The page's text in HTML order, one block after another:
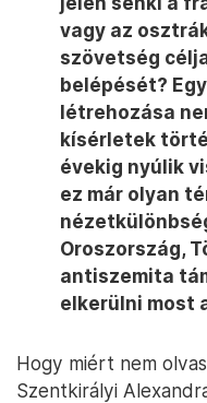
vagy az
szövetség
belépését?
létrehozása
kísérletek
évekig nyúlik
ez már olyan
Oroszország,
antiszemita
elkerülni most
Hogy miért nem
Szentkirályi